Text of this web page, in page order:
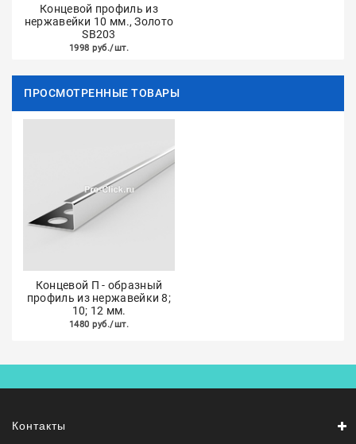
Концевой профиль из
нержавейки 10 мм., Золото
SB203
1998 руб./шт.
ПРОСМОТРЕННЫЕ ТОВАРЫ
Концевой П - образный
профиль из нержавейки 8;
10; 12 мм.
1480 руб./шт.
Контакты